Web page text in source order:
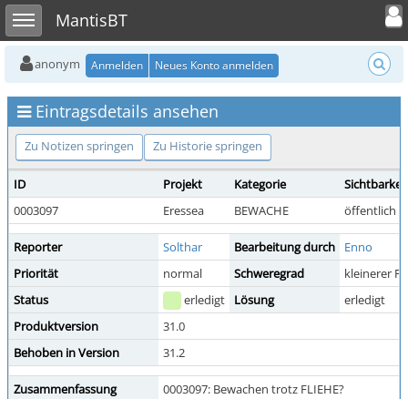
Toggle sidebarMantisBT
Toggle
anonym Anmelden Neues Konto anmelden
Eintragsdetails ansehen
Zu Notizen springen Zu Historie springen
ID Projekt Kategorie
Sichtbarkeit
0003097
Eressea BEWACHE öffentlich
Reporter Solthar Bearbeitung durch
Enno
Priorität
normal Schweregrad
kleinerer
Status
erledigt Lösung
erledigt
Produktversion
31.0
Behoben in Version
31.2
Zusammenfassung
0003097: Bewachen trotz FLIEHE?